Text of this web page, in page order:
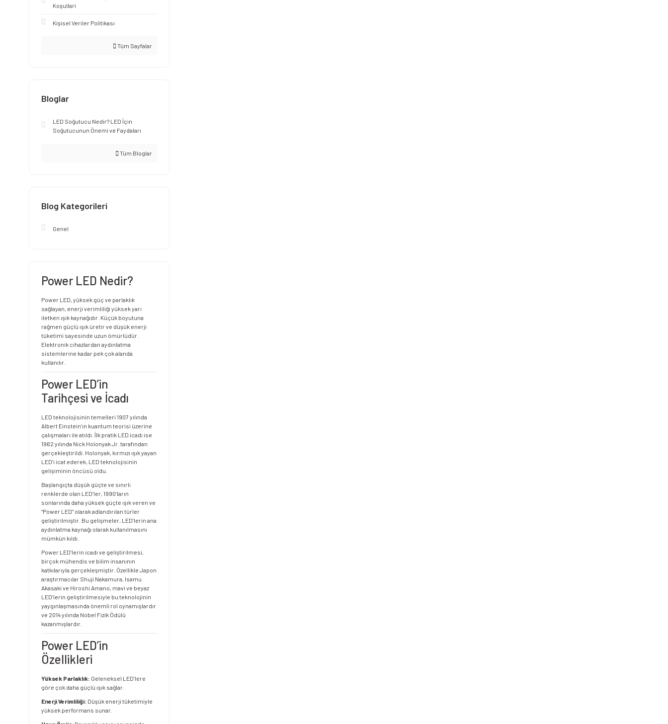
Koşullari
Kişisel Veriler Politikası
Tüm Sayfalar
Bloglar
LED Soğutucu Nedir? LED İçin
Soğutucunun Önemi ve Faydaları
Tüm Bloglar
Blog Kategorileri
Genel
Power LED Nedir?
Power LED, yüksek güç ve parlaklık
sağlayan, enerji verimliliği yüksek yarı
iletken ışık kaynağıdır. Küçük boyutuna
rağmen güçlü ışık üretir ve düşük enerji
tüketimi sayesinde uzun ömürlüdür.
Elektronik cihazlardan aydınlatma
sistemlerine kadar pek çok alanda
kullanılır.
Power LED’in
Tarihçesi ve İcadı
LED teknolojisinin temelleri 1907 yılında
Albert Einstein’ın kuantum teorisi üzerine
çalışmaları ile atıldı. İlk pratik LED icadı ise
1962 yılında Nick Holonyak Jr. tarafından
gerçekleştirildi. Holonyak, kırmızı ışık yayan
LED’i icat ederek, LED teknolojisinin
gelişiminin öncüsü oldu.
Başlangıçta düşük güçte ve sınırlı
renklerde olan LED’ler, 1990’ların
sonlarında daha yüksek güçte ışık veren ve
“Power LED” olarak adlandırılan türler
geliştirilmiştir. Bu gelişmeler, LED’lerin ana
aydınlatma kaynağı olarak kullanılmasını
mümkün kıldı.
Power LED’lerin icadı ve geliştirilmesi,
birçok mühendis ve bilim insanının
katkılarıyla gerçekleşmiştir. Özellikle Japon
araştırmacılar Shuji Nakamura, Isamu
Akasaki ve Hiroshi Amano, mavi ve beyaz
LED’lerin geliştirilmesiyle bu teknolojinin
yaygınlaşmasında önemli rol oynamışlardır
ve 2014 yılında Nobel Fizik Ödülü
kazanmışlardır.
Power LED’in
Özellikleri
Yüksek Parlaklık: Geleneksel LED’lere
göre çok daha güçlü ışık sağlar.
Enerji Verimliliği: Düşük enerji tüketimiyle
yüksek performans sunar.